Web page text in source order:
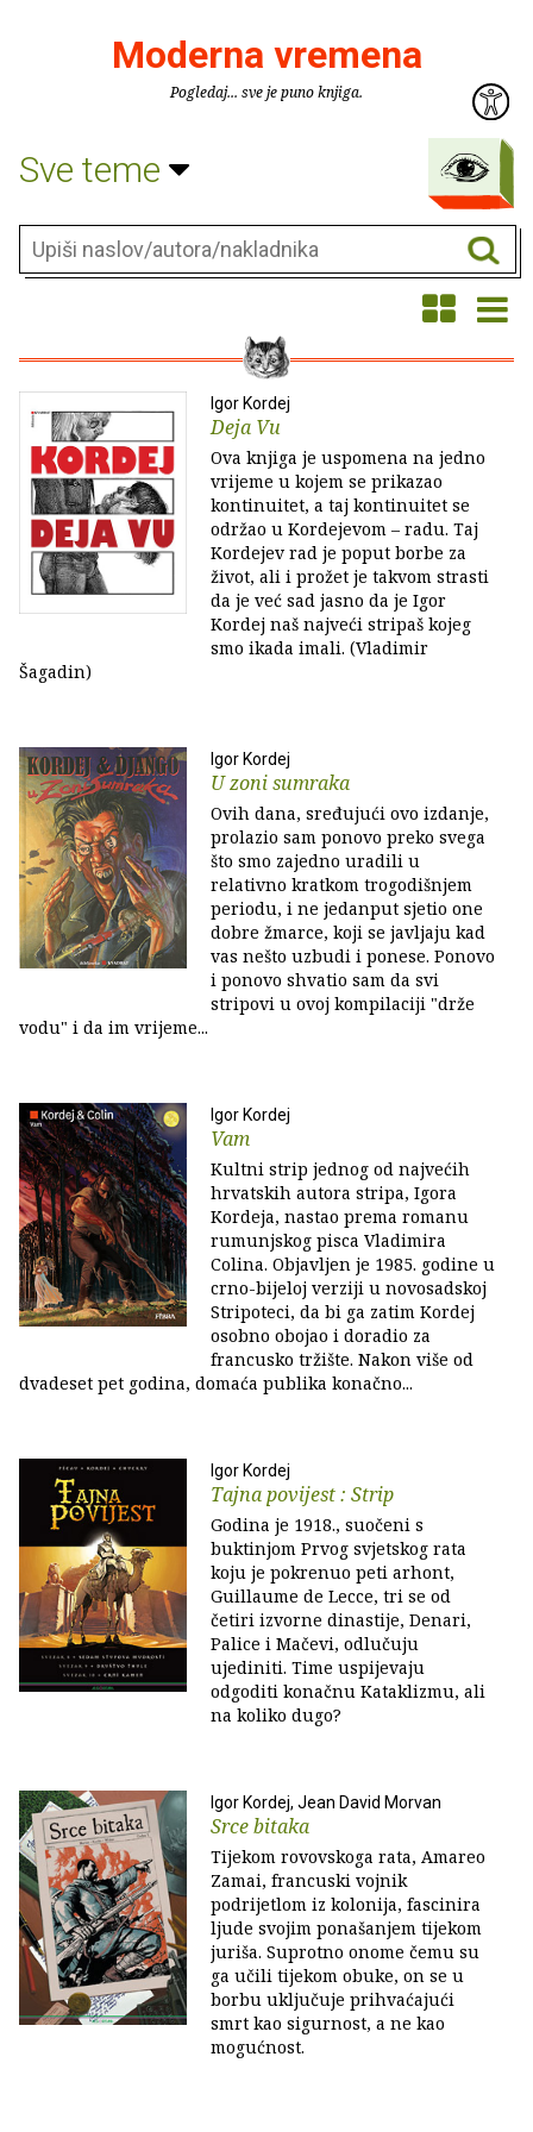
Moderna vremena
Pogledaj... sve je puno knjiga.
Sve teme
Igor Kordej
Deja Vu
Ova knjiga je uspomena na jedno
vrijeme u kojem se prikazao
kontinuitet, a taj kontinuitet se
održao u Kordejevom – radu. Taj
Kordejev rad je poput borbe za
život, ali i prožet je takvom strasti
da je već sad jasno da je Igor
Kordej naš najveći stripaš kojeg
smo ikada imali. (Vladimir
Šagadin)
Igor Kordej
U zoni sumraka
Ovih dana, sređujući ovo izdanje,
prolazio sam ponovo preko svega
što smo zajedno uradili u
relativno kratkom trogodišnjem
periodu, i ne jedanput sjetio one
dobre žmarce, koji se javljaju kad
vas nešto uzbudi i ponese. Ponovo
i ponovo shvatio sam da svi
stripovi u ovoj kompilaciji "drže
vodu" i da im vrijeme...
Igor Kordej
Vam
Kultni strip jednog od najvećih
hrvatskih autora stripa, Igora
Kordeja, nastao prema romanu
rumunjskog pisca Vladimira
Colina. Objavljen je 1985. godine u
crno-bijeloj verziji u novosadskoj
Stripoteci, da bi ga zatim Kordej
osobno obojao i doradio za
francusko tržište. Nakon više od
dvadeset pet godina, domaća publika konačno...
Igor Kordej
Tajna povijest : Strip
Godina je 1918., suočeni s
buktinjom Prvog svjetskog rata
koju je pokrenuo peti arhont,
Guillaume de Lecce, tri se od
četiri izvorne dinastije, Denari,
Palice i Mačevi, odlučuju
ujediniti. Time uspijevaju
odgoditi konačnu Kataklizmu, ali
na koliko dugo?
Igor Kordej, Jean David Morvan
Srce bitaka
Tijekom rovovskoga rata, Amareo
Zamai, francuski vojnik
podrijetlom iz kolonija, fascinira
ljude svojim ponašanjem tijekom
juriša. Suprotno onome čemu su
ga učili tijekom obuke, on se u
borbu uključuje prihvaćajući
smrt kao sigurnost, a ne kao
mogućnost.